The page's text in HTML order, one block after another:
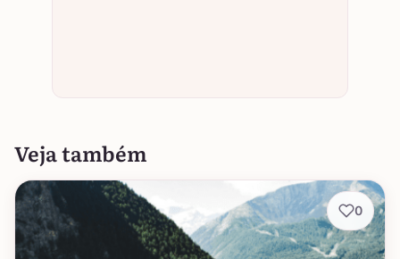
Veja também
0